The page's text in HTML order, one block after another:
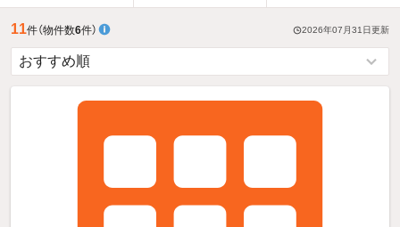
11件（物件数6件） 2026年07月31日更新